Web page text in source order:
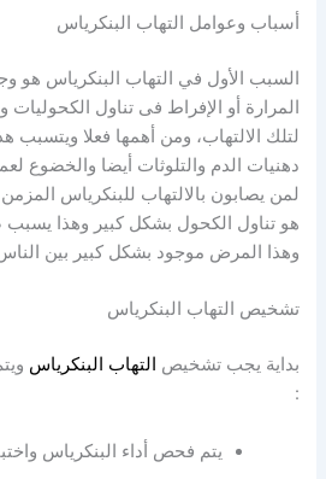
أسباب وعوامل التهاب البنكرياس
السبب الأول في التهاب البنكرياس
المرارة أو الإفراط فى تناول
لتلك الالتهاب، ومن أهمها فعلا ويتسبب
دهنيات الدم والتلوثات أيضا والخضوع
لمن يصابون بالالتهاب للبنكرياس
هو تناول الكحول بشكل كبير وهذا يسبب
وهذا المرض موجود بشكل كبير بين
تشخيص التهاب البنكرياس
بداية يجب تشخيص التهاب البنكرياس
:
يتم فحص أداء البنكرياس